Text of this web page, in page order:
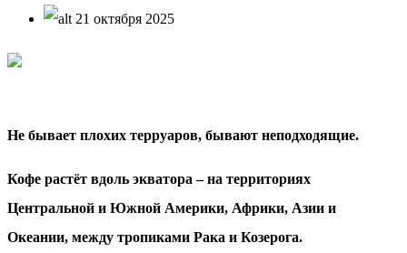
21 октября 2025
Не бывает плохих терруаров, бывают неподходящие.
Кофе растёт вдоль экватора – на территориях
Центральной и Южной Америки, Африки, Азии и
Океании, между тропиками Рака и Козерога.